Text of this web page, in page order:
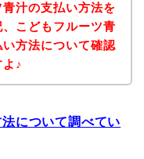
汁の支払い方法を
こどもフルーツ青
方法について確認
♪
について調べてい